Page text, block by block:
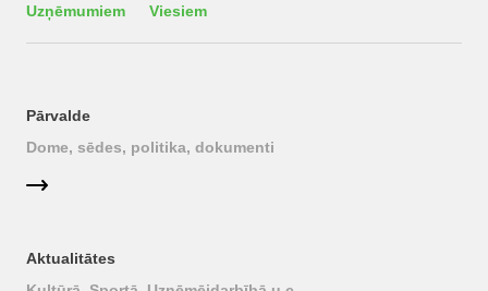
Uzņēmumiem Viesiem
Pārvalde
Dome, sēdes, politika, dokumenti
Aktualitātes